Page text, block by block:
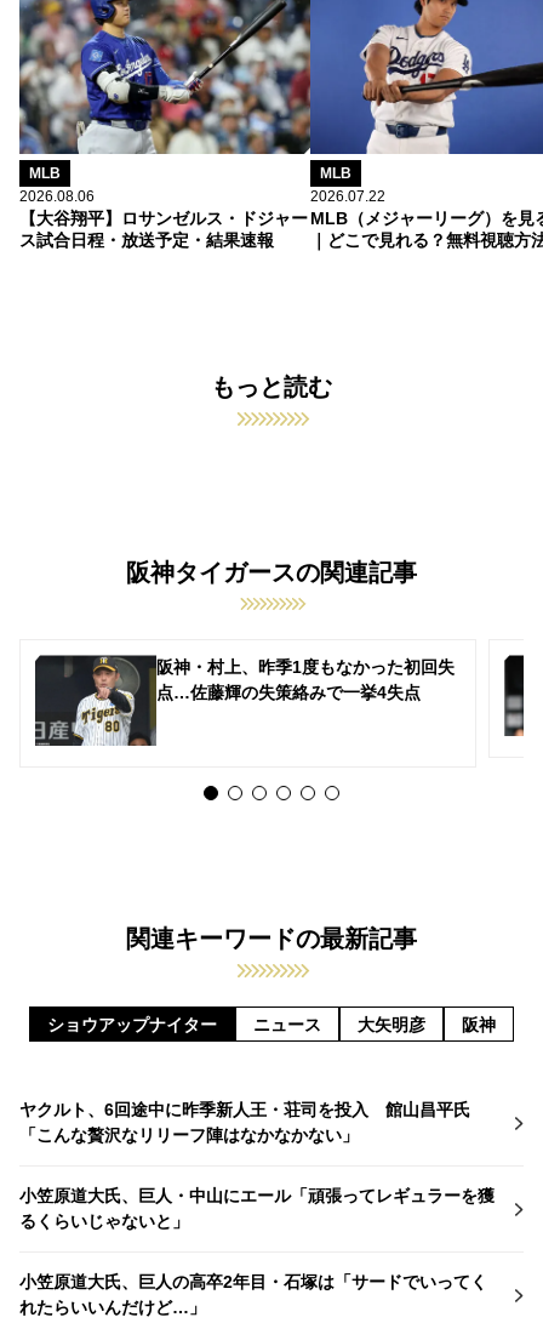
MLB
2026.08.06
【大谷翔平】ロサンゼルス・ドジャー
ス試合日程・放送予定・結果速報
MLB
2026.07.22
MLB（メジャーリーグ）を見
｜どこで見れる？無料視聴方
もっと読む
阪神タイガースの関連記事
阪神・村上、昨季1度もなかった初回失
点…佐藤輝の失策絡みで一挙4失点
関連キーワードの最新記事
ショウアップナイター ニュース 大矢明彦 阪神
ヤクルト、6回途中に昨季新人王・荘司を投入 館山昌平氏
「こんな贅沢なリリーフ陣はなかなかない」
小笠原道大氏、巨人・中山にエール「頑張ってレギュラーを獲
るくらいじゃないと」
小笠原道大氏、巨人の高卒2年目・石塚は「サードでいってく
れたらいいんだけど…」